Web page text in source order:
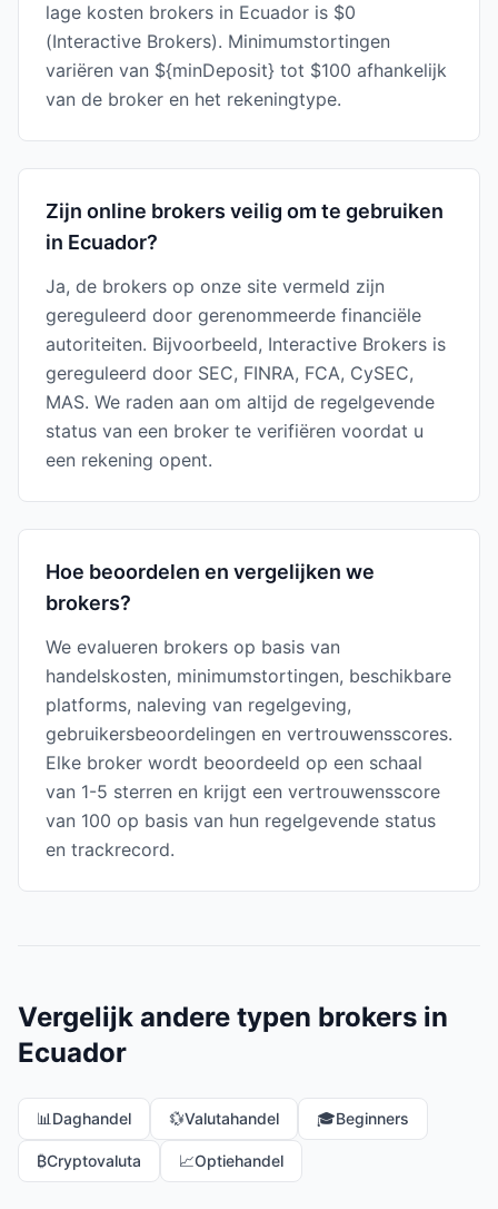
lage kosten brokers in Ecuador is $0
(Interactive Brokers). Minimumstortingen
variëren van ${minDeposit} tot $100 afhankelijk
van de broker en het rekeningtype.
Zijn online brokers veilig om te gebruiken
in Ecuador?
Ja, de brokers op onze site vermeld zijn
gereguleerd door gerenommeerde financiële
autoriteiten. Bijvoorbeeld, Interactive Brokers is
gereguleerd door SEC, FINRA, FCA, CySEC,
MAS. We raden aan om altijd de regelgevende
status van een broker te verifiëren voordat u
een rekening opent.
Hoe beoordelen en vergelijken we
brokers?
We evalueren brokers op basis van
handelskosten, minimumstortingen, beschikbare
platforms, naleving van regelgeving,
gebruikersbeoordelingen en vertrouwensscores.
Elke broker wordt beoordeeld op een schaal
van 1-5 sterren en krijgt een vertrouwensscore
van 100 op basis van hun regelgevende status
en trackrecord.
Vergelijk andere typen brokers in
Ecuador
📊 Daghandel 💱Valutahandel 🎓Beginners
₿Cryptovaluta 📈Optiehandel